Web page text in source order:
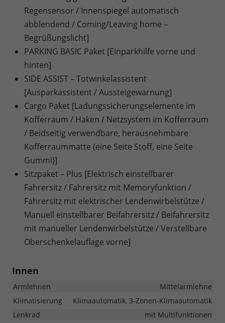
Regensensor / Innenspiegel automatisch
abblendend / Coming/Leaving home –
Begrüßungslicht]
PARKING BASIC Paket [Einparkhilfe vorne und
hinten]
SIDE ASSIST – Totwinkelassistent
[Ausparkassistent / Aussteigewarnung]
Cargo Paket [Ladungssicherungselemente im
Kofferraum / Haken / Netzsystem im Kofferraum
/ Beidseitig verwendbare, herausnehmbare
Kofferraummatte (eine Seite Stoff, eine Seite
Gummi)]
Sitzpaket – Plus [Elektrisch einstellbarer
Fahrersitz / Fahrersitz mit Memoryfunktion /
Fahrersitz mit elektrischer Lendenwirbelstütze /
Manuell einstellbarer Beifahrersitz / Beifahrersitz
mit manueller Lendenwirbelstütze / Verstellbare
Oberschenkelauflage vorne]
Innen
Armlehnen
Mittelarmlehne
Klimatisierung
Klimaautomatik, 3-Zonen-Klimaautomatik
Lenkrad
mit Multifunktionen